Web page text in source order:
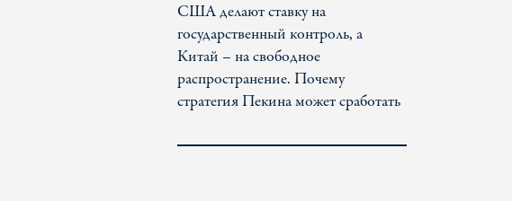
США делают ставку на
государственный контроль, а
Китай – на свободное
распространение. Почему
стратегия Пекина может сработать